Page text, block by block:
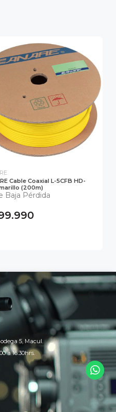
Cable Coaxial L-5CFB HD-
(200m)
Baja Pérdida
5, Macul.
a 16:30hrs.